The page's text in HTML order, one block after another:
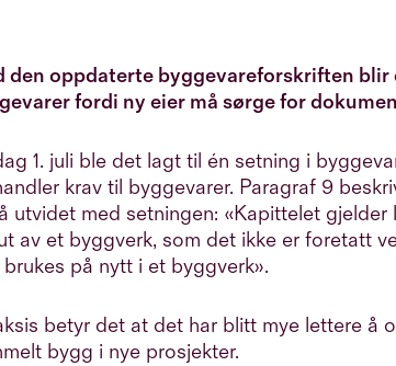
den oppdaterte byggevareforskriften
fordi ny eier må sørge for
1. juli ble det lagt til én setning i
krav til byggevarer. Paragraf 9
utvidet med setningen: «Kapittelet
av et byggverk, som det ikke er foretatt
brukes på nytt i et byggverk».
betyr det at det har blitt mye lettere å
bygg i nye prosjekter.